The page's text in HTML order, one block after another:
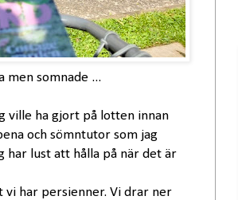
men somnade ...
ville ha gjort på lotten innan
och sömntutor som jag
har lust att hålla på när det är
vi har persienner. Vi drar ner